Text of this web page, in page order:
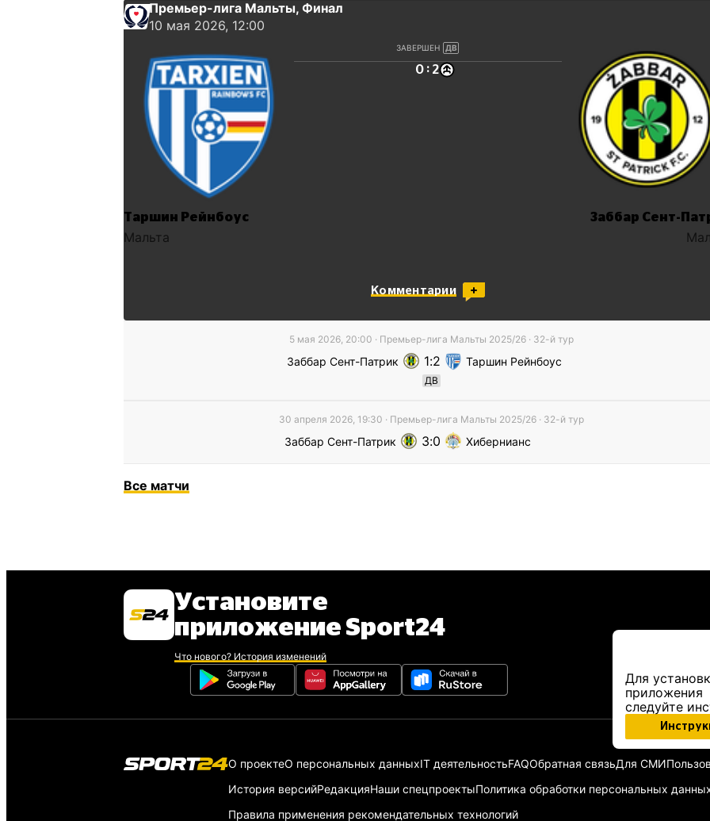
Премьер-лига Мальты, Финал
10 мая 2026, 12:00
ЗАВЕРШЕН ДВ
0 : 2
Таршин Рейнбоус
Мальта
Заббар Сент-
Комментарии
5 мая 2026, 20:00 · Премьер-лига Мальты 2025/26· 32-й тур
Заббар Сент-Патрик 1 2 Таршин Рейнбоус
ДВ
30 апреля 2026, 19:30 · Премьер-лига Мальты 2025/26· 32-й тур
Заббар Сент-Патрик 3 0 Хибернианс
Все матчи
Установите
приложение Sport24
Что нового? История изменений
Для
приложения
следуйте
О проектеО персональных данныхIT деятельностьFAQОбратная связьДля СМИ
История версийРедакцияНаши спецпроектыПолитика обработки персональных
Правила применения рекомендательных технологий